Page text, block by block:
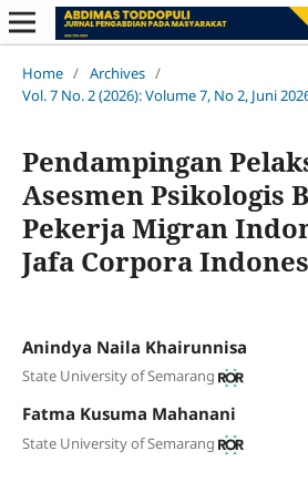
Home / Archives /
Vol. 7 No. 2 (2026): Volume 7, No 2, Juni
Pendampingan
Asesmen Psikologis
Pekerja Migran
Jafa Corpora
Anindya Naila Khairunnisa
State University of Semarang
Fatma Kusuma Mahanani
State University of Semarang